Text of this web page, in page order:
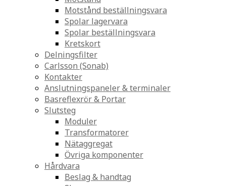
Motstånd beställningsvara
Spolar lagervara
Spolar beställningsvara
Kretskort
Delningsfilter
Carlsson (Sonab)
Kontakter
Anslutningspaneler & terminaler
Basreflexrör & Portar
Slutsteg
Moduler
Transformatorer
Nätaggregat
Övriga komponenter
Hårdvara
Beslag & handtag